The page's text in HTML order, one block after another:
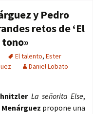
y Pedro
retos de ‘El
El talento, Ester
Daniel Lobato
La señorita Else,
propone una